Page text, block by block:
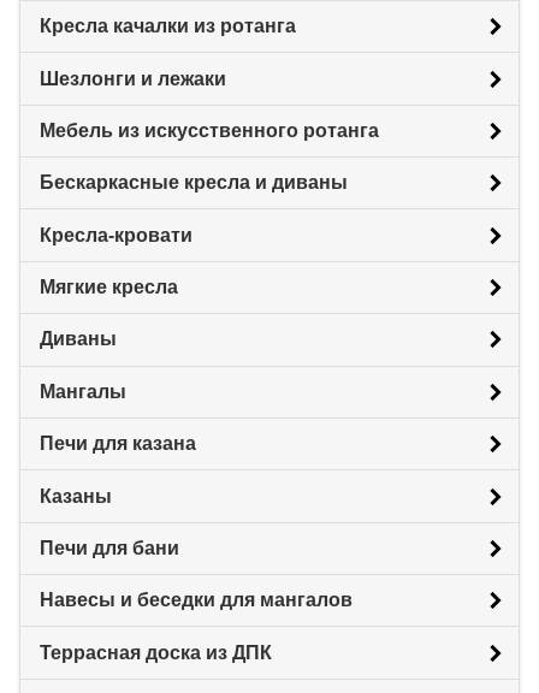
Кресла качалки из ротанга
Шезлонги и лежаки
Мебель из искусственного ротанга
Бескаркасные кресла и диваны
Кресла-кровати
Мягкие кресла
Диваны
Мангалы
Печи для казана
Казаны
Печи для бани
Навесы и беседки для мангалов
Террасная доска из ДПК